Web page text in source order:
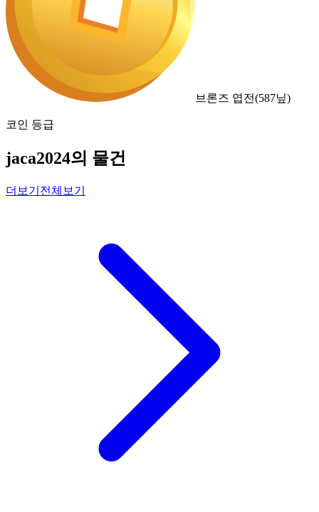
브론즈 엽전(587닢)
코인 등급
jaca2024의 물건
더보기 전체보기